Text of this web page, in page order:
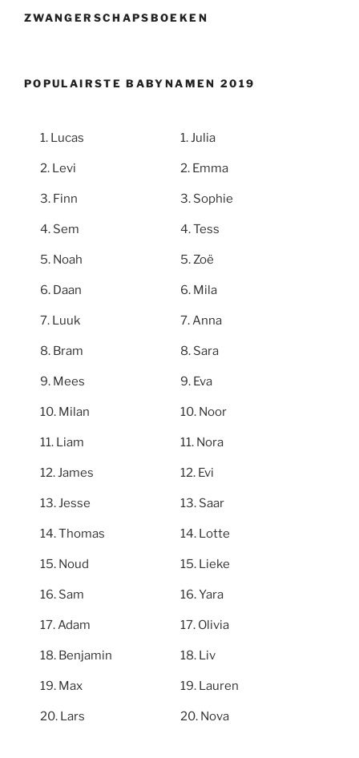
ZWANGERSCHAPSBOEKEN
POPULAIRSTE BABYNAMEN 2019
Lucas
Levi
Finn
Sem
Noah
Daan
Luuk
Bram
Mees
Milan
Liam
James
Jesse
Thomas
Noud
Sam
Adam
Benjamin
Max
Lars
Julia
Emma
Sophie
Tess
Zoë
Mila
Anna
Sara
Eva
Noor
Nora
Evi
Saar
Lotte
Lieke
Yara
Olivia
Liv
Lauren
Nova